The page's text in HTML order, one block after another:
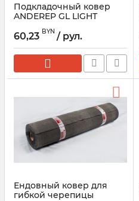
Подкладочный ковер
ANDEREP GL LIGHT
60,23 BYN / рул.
Ендовный ковер для
гибкой черепицы